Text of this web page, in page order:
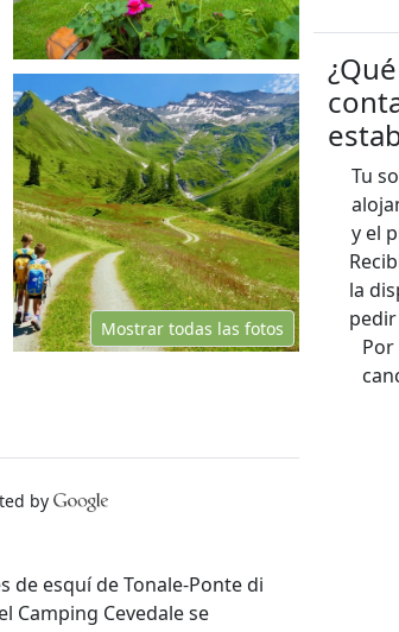
Mostrar todas las fotos
by
de esquí de Tonale-Ponte di
Camping Cevedale se
Tu
y el
la